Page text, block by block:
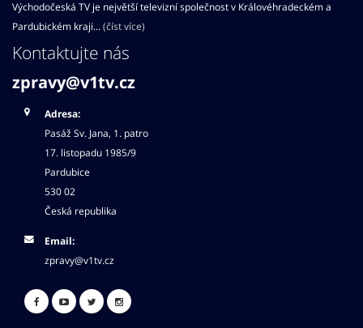
Východočeská TV je největší televizní společnost v Královéhradeckém a
Pardubickém kraji... (číst více)
Kontaktujte nás
zpravy@v1tv.cz
Adresa:
Pasáž Sv. Jana, 1. patro
17. listopadu 1985/9
Pardubice
530 02
Česká republika
Email:
zpravy@v1tv.cz